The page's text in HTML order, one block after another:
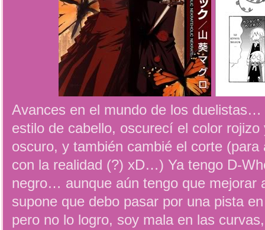
Avances en el mundo de los duelistas…
estilo de cabello, oscurecí el color
oscuro, y también cambié el corte (para
con la realidad (?) xD…) Ya tengo D-
negro… aunque aún tengo que mejorar
supone que debo pasar por una pista
pero no lo logro, soy mala en las